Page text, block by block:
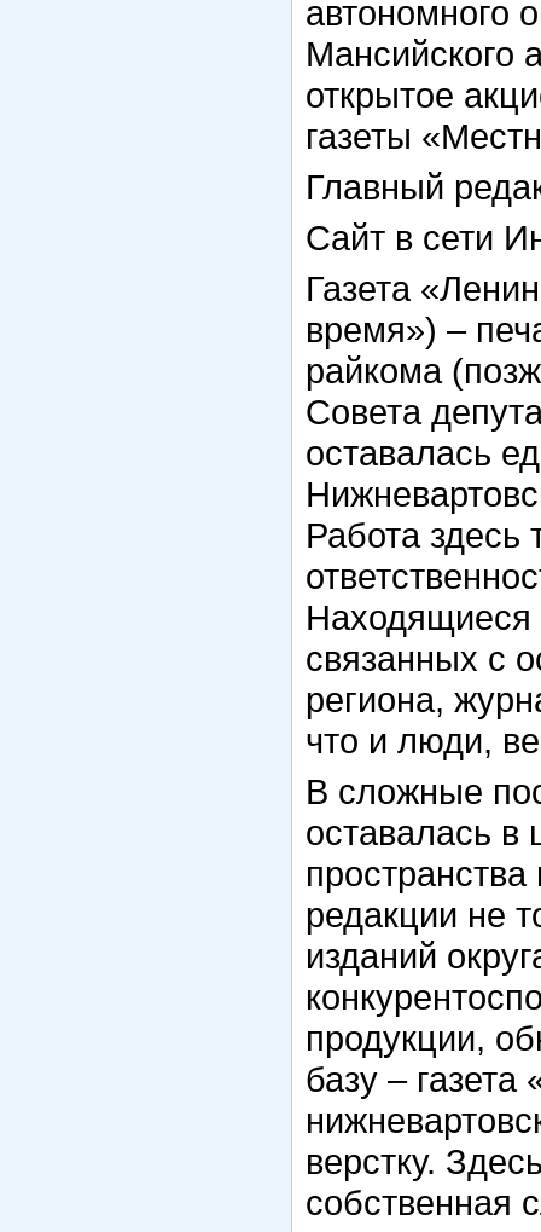
автономного
Мансийского
открытое
газеты
Главный
Сайт в сети
Газета
время») –
райкома
Совета
оставалась
Работа здесь
Находящиеся
связанных с
региона,
что и люди,
В сложные
оставалась в
редакции не
изданий
продукции,
базу –
верстку.
собственная